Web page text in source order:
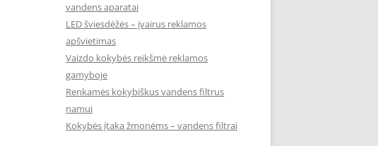
vandens aparatai
LED šviesdėžės – įvairus reklamos
apšvietimas
Vaizdo kokybės reikšmė reklamos
gamyboje
Renkamės kokybiškus vandens filtrus
namui
Kokybės įtaka žmonėms – vandens filtrai